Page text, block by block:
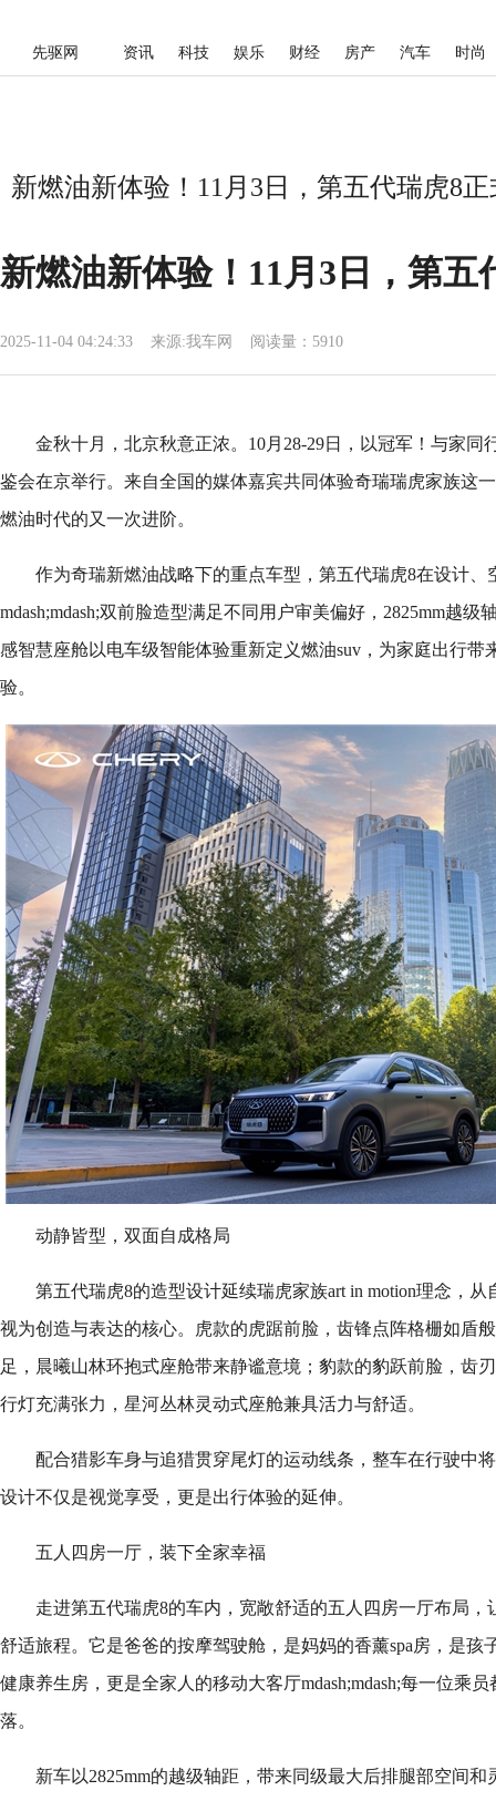
先驱网 资讯 科技 娱乐 财经 房产 汽车 时尚
新燃油新体验！11月3日，第五代瑞虎8
新燃油新体验！11月3日，第五
2025-11-04 04:24:33 来源:我车网 阅读量：5910
金秋十月，北京秋意正浓。10月28-29日，以冠军！与家同
鉴会在京举行。来自全国的媒体嘉宾共同体验奇瑞瑞虎家族这
燃油时代的又一次进阶。
作为奇瑞新燃油战略下的重点车型，第五代瑞虎8在设计、
mdash;mdash;双前脸造型满足不同用户审美偏好，2825mm越
感智慧座舱以电车级智能体验重新定义燃油suv，为家庭出行带
验。
动静皆型，双面自成格局
第五代瑞虎8的造型设计延续瑞虎家族art in motion理念，
视为创造与表达的核心。虎款的虎踞前脸，齿锋点阵格栅如盾
足，晨曦山林环抱式座舱带来静谧意境；豹款的豹跃前脸，齿
行灯充满张力，星河丛林灵动式座舱兼具活力与舒适。
配合猎影车身与追猎贯穿尾灯的运动线条，整车在行驶中
设计不仅是视觉享受，更是出行体验的延伸。
五人四房一厅，装下全家幸福
走进第五代瑞虎8的车内，宽敞舒适的五人四房一厅布局
舒适旅程。它是爸爸的按摩驾驶舱，是妈妈的香薰spa房，是孩
健康养生房，更是全家人的移动大客厅mdash;mdash;每一位乘
落。
新车以2825mm的越级轴距，带来同级最大后排腿部空间